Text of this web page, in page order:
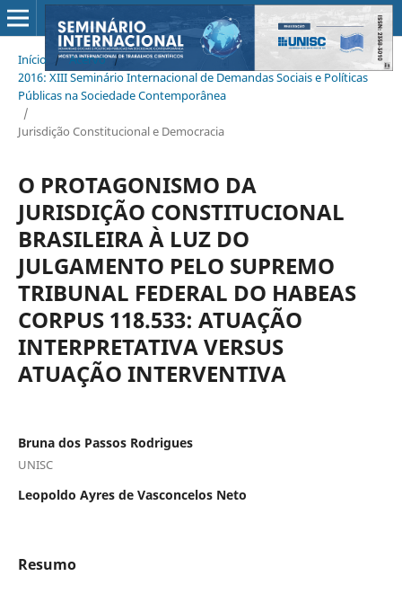
Início / Acervo /
2016: XIII Seminário Internacional de Demandas Sociais e Políticas
Públicas na Sociedade Contemporânea
/
Jurisdição Constitucional e Democracia
O PROTAGONISMO DA
JURISDIÇÃO CONSTITUCIONAL
BRASILEIRA À LUZ DO
JULGAMENTO PELO SUPREMO
TRIBUNAL FEDERAL DO HABEAS
CORPUS 118.533: ATUAÇÃO
INTERPRETATIVA VERSUS
ATUAÇÃO INTERVENTIVA
Bruna dos Passos Rodrigues
UNISC
Leopoldo Ayres de Vasconcelos Neto
Resumo